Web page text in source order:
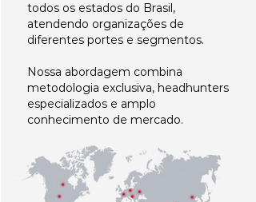
todos os estados do Brasil,
atendendo organizações de
diferentes portes e segmentos.
Nossa abordagem combina
metodologia exclusiva, headhunters
especializados e amplo
conhecimento de mercado.